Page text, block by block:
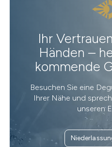
Ihr
Händen –
kommende
Besuchen Sie eine
Ihrer Nähe und
unseren